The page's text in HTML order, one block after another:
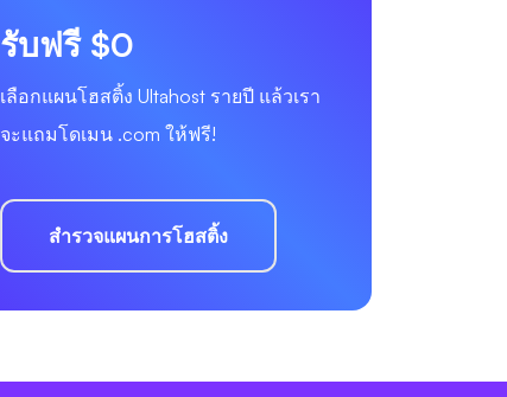
รับฟรี $0
เลือกแผนโฮสติ้ง Ultahost รายปี แล้วเรา
จะแถมโดเมน .com ให้ฟรี!
สำรวจแผนการโฮสติ้ง